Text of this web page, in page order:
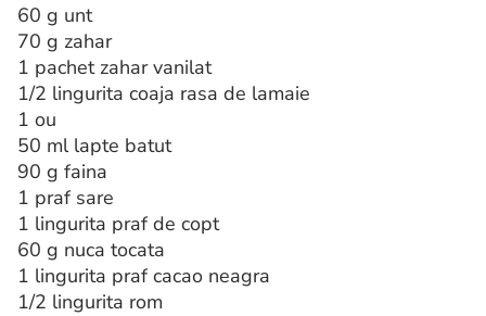
60 g unt
70 g zahar
1 pachet zahar vanilat
1/2 lingurita coaja rasa de lamaie
1 ou
50 ml lapte batut
90 g faina
1 praf sare
1 lingurita praf de copt
60 g nuca tocata
1 lingurita praf cacao neagra
1/2 lingurita rom